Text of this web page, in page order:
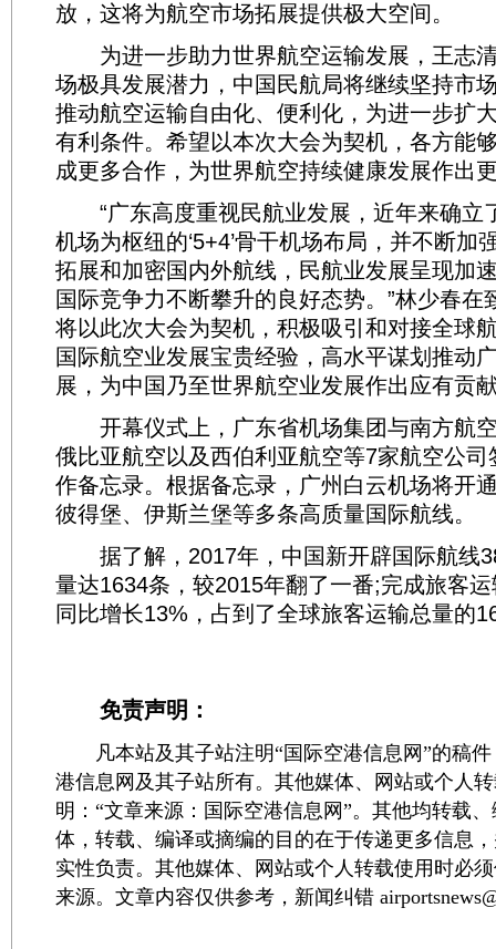
放，这将为航空市场拓展提供极大空间。
为进一步助力世界航空运输发展，王志
场极具发展潜力，中国民航局将继续坚持市
推动航空运输自由化、便利化，为进一步扩
有利条件。希望以本次大会为契机，各方能
成更多合作，为世界航空持续健康发展作出
“广东高度重视民航业发展，近年来确立
机场为枢纽的‘5+4’骨干机场布局，并不断加
拓展和加密国内外航线，民航业发展呈现加
国际竞争力不断攀升的良好态势。”林少春在
将以此次大会为契机，积极吸引和对接全球
国际航空业发展宝贵经验，高水平谋划推动
展，为中国乃至世界航空业发展作出应有贡
开幕仪式上，广东省机场集团与南方航
俄比亚航空以及西伯利亚航空等7家航空公
作备忘录。根据备忘录，广州白云机场将开
彼得堡、伊斯兰堡等多条高质量国际航线。
据了解，2017年，中国新开辟国际航线
量达1634条，较2015年翻了一番;完成旅客
同比增长13%，占到了全球旅客运输总量的
免责声明：
凡本站及其子站注明“国际空港信息网”的稿件
港信息网及其子站所有。其他媒体、网站或个人
明：“文章来源：国际空港信息网”。其他均转载
体，转载、编译或摘编的目的在于传递更多信息
实性负责。其他媒体、网站或个人转载使用时必
来源。文章内容仅供参考，新闻纠错